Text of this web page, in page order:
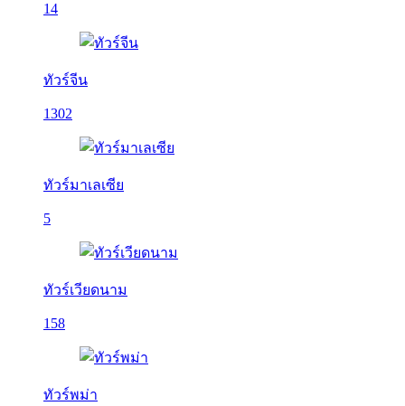
14
ทัวร์จีน
1302
ทัวร์มาเลเซีย
5
ทัวร์เวียดนาม
158
ทัวร์พม่า